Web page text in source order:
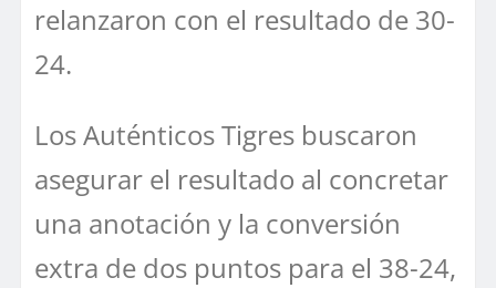
relanzaron con el resultado de 30-
24.
Los Auténticos Tigres buscaron
asegurar el resultado al concretar
una anotación y la conversión
extra de dos puntos para el 38-24,